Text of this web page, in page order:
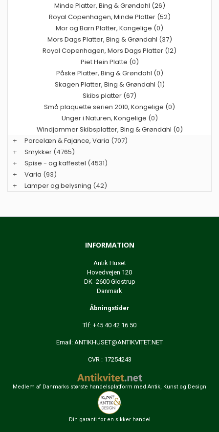
Minde Platter, Bing & Grøndahl (26)
Royal Copenhagen, Minde Platter (52)
Mor og Barn Platter, Kongelige (0)
Mors Dags Platter, Bing & Grøndahl (37)
Royal Copenhagen, Mors Dags Platter (12)
Piet Hein Platte (0)
Påske Platter, Bing & Grøndahl (0)
Skagen Platter, Bing & Grøndahl (1)
Skibs platter (67)
Små plaquette serien 2010, Kongelige (0)
Unger i Naturen, Kongelige (0)
Windjammer Skibsplatter, Bing & Grøndahl (0)
+
Porcelæn & Fajance, Varia (707)
+
Smykker (4765)
+
Spise - og kaffestel (4531)
+
Varia (93)
+
Lamper og belysning (42)
INFORMATION
Antik Huset
Hovedvejen 120
DK -2600 Glostrup
Danmark
Åbningstider
Tlf: +45 40 42 16 50
Email: ANTIKHUSET@ANTIKVITET.NET
CVR : 17254243
Medlem af Danmarks største handelsplatform med Antik, Kunst og Design
Din garanti for en sikker handel